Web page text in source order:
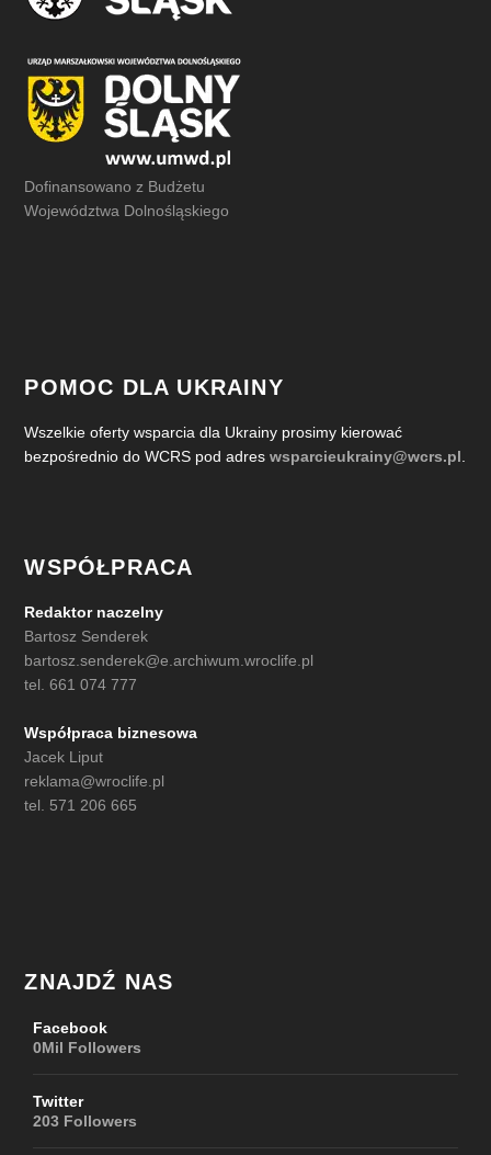
Dofinansowano z Budżetu
Województwa Dolnośląskiego
POMOC DLA UKRAINY
Wszelkie oferty wsparcia dla Ukrainy prosimy kierować
bezpośrednio do WCRS pod adreswsparcieukrainy@wcrs.pl
WSPÓŁPRACA
Redaktor naczelny
Bartosz Senderek
bartosz.senderek@e.archiwum.wroclife.pl
tel. 661 074 777
Współpraca biznesowa
Jacek Liput
reklama@wroclife.pl
tel. 571 206 665
ZNAJDŹ NAS
Facebook
0Mil Followers
Twitter
203 Followers